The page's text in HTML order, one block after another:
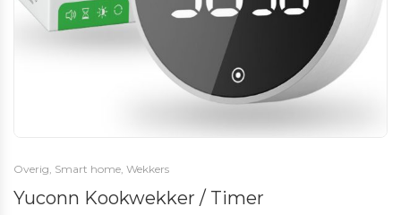
Overig Smart home Wekkers
Yuconn Kookwekker / Timer